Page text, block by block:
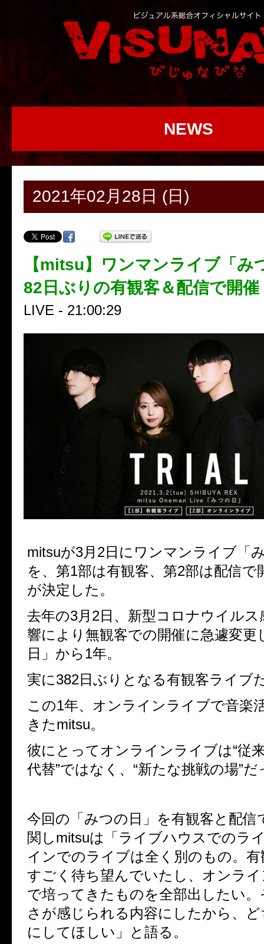
NEWS
2021年02月28日 (日)
【mitsu】ワンマンライブ「み
82日ぶりの有観客＆配信で開催
LIVE - 21:00:29
mitsuが3月2日にワンマンライブ「
を、第1部は有観客、第2部は配信で
が決定した。
去年の3月2日、新型コロナウイルス
響により無観客での開催に急遽変更
日」から1年。
実に382日ぶりとなる有観客ライブ
この1年、オンラインライブで音楽
きたmitsu。
彼にとってオンラインライブは“従
代替”ではなく、“新たな挑戦の場”だ
今回の「みつの日」を有観客と配信
関しmitsuは「ライブハウスでのラ
インでのライブは全く別のもの。
すごく待ち望んでいたし、オンラ
で培ってきたものを全部出したい
さが感じられる内容にしたから、
にしてほしい」と語る。